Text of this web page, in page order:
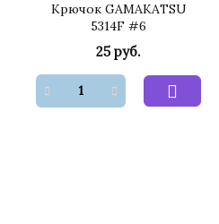
Крючок GAMAKATSU
5314F #6
25 руб.